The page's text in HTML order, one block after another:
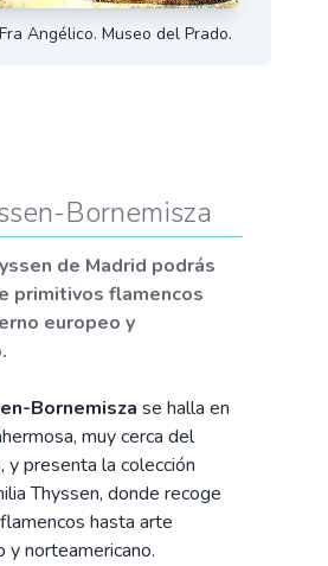
Angélico. Museo del Prado.
Bornemisza
de Madrid podrás
primitivos flamencos
europeo y
Bornemisza se halla en
muy cerca del
y presenta la colección
Thyssen, donde recoge
hasta arte
y norteamericano.